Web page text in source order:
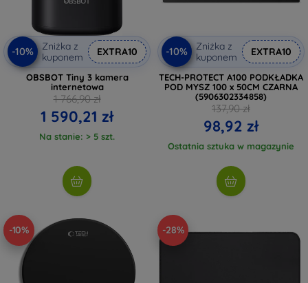
-10%
Zniżka z
kuponem
EXTRA10
OBSBOT Tiny 3 kamera
internetowa
1 766,90 zł
1 590,21 zł
Na stanie: > 5 szt.
-10%
Zniżka z
kuponem
EXTRA10
TECH-PROTECT A100 PODKŁADKA
POD MYSZ 100 x 50CM CZARNA
(5906302334858)
137,90 zł
98,92 zł
Ostatnia sztuka w magazynie
-10% -28%